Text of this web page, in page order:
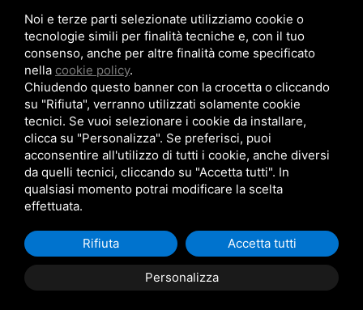
TEL: +39 0521 312593
FAX: +39 0521 312596
sirec@sirec.it
SIREC S.p.A Via Sacca n. 60/1 43052 Colorno (PR) Italy - R.E.A. PR N. 185205 -
Partita Iva 01884820349 - Capitale sociale € 200.000 i.v.
© SIREC S.p.A 2026 |
Politica Qualità e Ambiente
Cookie Policy
Note legali|Informativa clienti/fornitori|Mappa del sito
Noi e terze parti selezionate utilizziamo cookie o
tecnologie simili per finalità tecniche e, con il tuo
consenso, anche per altre finalità come specificato
nella cookie policy.
Chiudendo questo banner con la crocetta o cliccando
su "Rifiuta", verranno utilizzati solamente cookie
tecnici. Se vuoi selezionare i cookie da installare,
clicca su "Personalizza". Se preferisci, puoi
acconsentire all'utilizzo di tutti i cookie, anche diversi
da quelli tecnici, cliccando su "Accetta tutti". In
qualsiasi momento potrai modificare la scelta
effettuata.
Personalizza
Rifiuta Accetta tutti